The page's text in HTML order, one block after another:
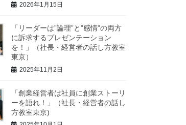
2026年1月15日
「リーダーは”論理”と”感情”の両方
に訴求するプレゼンテーション
を！」（社長・経営者の話し方教室
東京）
2025年11月2日
「創業経営者は社員に創業ストーリ
ーを語れ！」（社長・経営者の話し
方教室東京)